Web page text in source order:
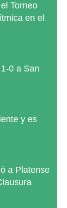
Torneo
en el
0 a San
y es
a Platense